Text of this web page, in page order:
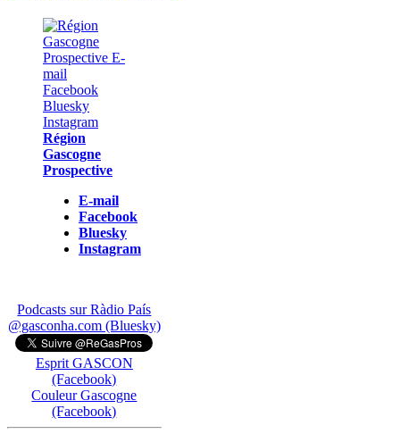
Région
Gascogne
Prospective
E-mail
Facebook
Bluesky
Instagram
Podcasts sur Ràdio País
@gasconha.com (Bluesky)
Esprit GASCON
(Facebook)
Couleur Gascogne
(Facebook)